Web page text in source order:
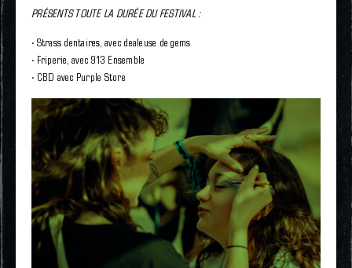
PRÉSENTS TOUTE LA DURÉE DU FESTIVAL :
· Strass dentaires, avec dealeuse de gems
· Friperie, avec 913 Ensemble
· CBD avec Purple Store